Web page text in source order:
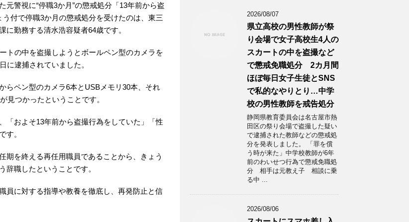
元警視に“停職3か月”の懲戒処分「13年前から盗
付で停職3か月の懲戒処分を受けたのは、東三
勤務する清水浩容疑者64歳です。
トの中を盗撮しようとボールペン型のカメラを
に逮捕されていました。
らペン型のカメラ6本とUSBメモリ30本、それ
見つかったということです。
「およそ13年前から盗撮行為をしていた」「性
す。
期を終える再任用職員であることから、きょう
辞職したということです。
員に対する指導や教養を徹底し、再発防止と信
2026/08/07
県立高校の男性教師が祭
り会場で女子高校生4人の
スカートの中を盗撮など
で懲戒免職処分 2カ月間
ほぼ毎日女子生徒とSNS
で私的なやりとり…中学
校の男性教師を戒告処分
静岡県教育委員会は名古屋市熱
田区の祭り会場で盗撮した疑い
で逮捕された教師などの懲戒処
分を発表しました。 「罪を償
う時が来た」中学校教師が6年
前のわいせつ行為で懲戒免職処
分 相手は元教え子 相談に乗
る中 ...
2026/08/06